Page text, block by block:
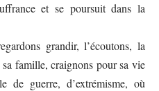
et se poursuit dans la
grandir, l’écoutons, la
famille, craignons pour sa vie
de guerre, d’extrémisme, où